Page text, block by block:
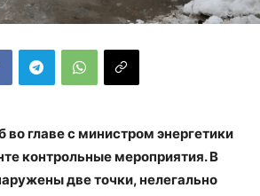
главе с министром энергетики
контрольные мероприятия. В
две точки, нелегально